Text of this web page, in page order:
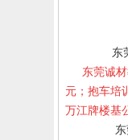
东
东莞诚
元；抱车培
万江牌楼基